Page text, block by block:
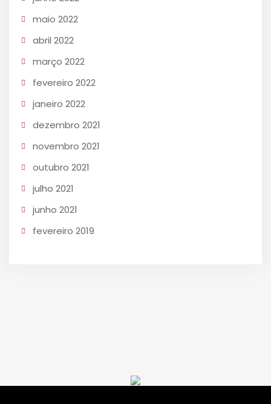
maio 2022
abril 2022
março 2022
fevereiro 2022
janeiro 2022
dezembro 2021
novembro 2021
outubro 2021
julho 2021
junho 2021
fevereiro 2019